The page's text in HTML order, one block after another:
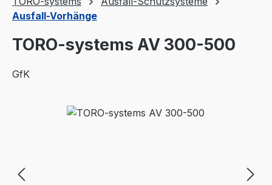
Ausfall-Vorhänge
TORO-systems AV 300-500
GfK
Bildergalerie überspringen